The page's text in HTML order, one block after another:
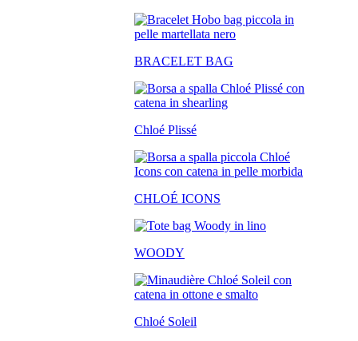
BRACELET BAG
Chloé Plissé
CHLOÉ ICONS
WOODY
Chloé Soleil